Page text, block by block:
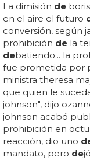
La dimisión de
en el aire el futuro
conversión, según
prohibición de la
debatiendo... la
fue prometida por
ministra theresa
que quien le
johnson", dijo
johnson acabó
prohibición en
reacción, dio uno
mandato, pero de